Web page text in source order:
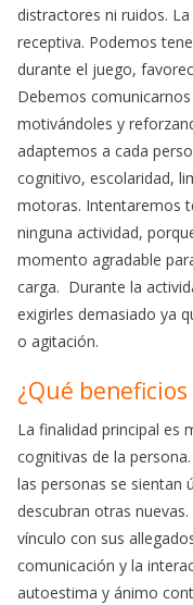
distractores ni ruidos.
receptiva. Podemos
durante el juego,
Debemos
motivándoles y
adaptemos a cada
cognitivo, escolaridad,
motoras. Intentaremos
ninguna actividad,
momento agradable
carga. Durante la
exigirles demasiado ya
o agitación.
¿Qué
La finalidad principal es
cognitivas de la
las personas se sientan
descubran otras
vínculo con sus
comunicación y la
autoestima y ánimo